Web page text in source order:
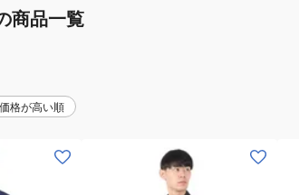
商品一覧
価格が高い順